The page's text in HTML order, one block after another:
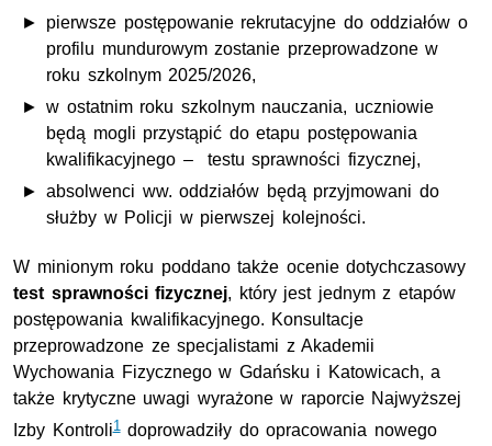
pierwsze postępowanie rekrutacyjne do oddziałów o
profilu mundurowym zostanie przeprowadzone w
roku szkolnym 2025/2026,
w ostatnim roku szkolnym nauczania, uczniowie
będą mogli przystąpić do etapu postępowania
kwalifikacyjnego – testu sprawności fizycznej,
absolwenci ww. oddziałów będą przyjmowani do
służby w Policji w pierwszej kolejności.
W minionym roku poddano także ocenie dotychczasowy
test sprawności fizycznej, który jest jednym z etapów
postępowania kwalifikacyjnego. Konsultacje
przeprowadzone ze specjalistami z Akademii
Wychowania Fizycznego w Gdańsku i Katowicach, a
także krytyczne uwagi wyrażone w raporcie Najwyższej
Izby Kontroli1doprowadziły do opracowania nowego